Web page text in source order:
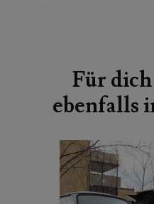
Für
ebenfalls